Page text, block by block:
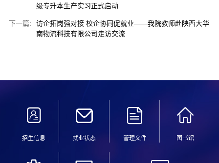
级专升本生产实习正式启动
下一篇:
访企拓岗强对接 校企协同促就业——我院教师赴陕西大华
南物流科技有限公司走访交流
招生信息 就业状态 管理文件 图书馆